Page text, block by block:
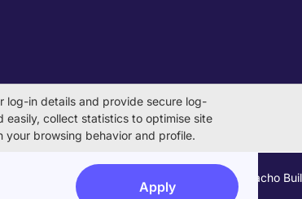
Apply
01-043253 Registered Office 6F Hulic Kamiyacho
log-in details and provide secure log-
collect statistics to optimise site
browsing behavior and profile.